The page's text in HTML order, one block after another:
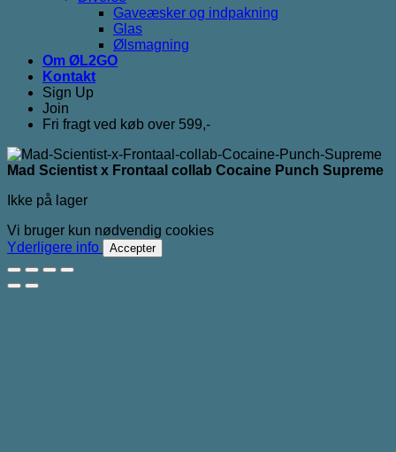
Gaveæsker og indpakning
Glas
Ølsmagning
Om ØL2GO
Kontakt
Sign Up
Join
Fri fragt ved køb over 599,-
Mad Scientist x Frontaal collab Cocaine Punch Supreme
Ikke på lager
Vi bruger kun nødvendig cookies
Yderligere info
Accepter